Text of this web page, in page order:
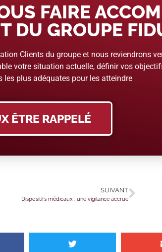
FAIRE
DU GROUPE
Clients du groupe et nous reviendrons
votre situation actuelle, définir vos
les plus adéquates pour les atteindre
ÊTRE RAPPELÉ
SUIVANT
Dispositifs médicaux : une vigilance accrue